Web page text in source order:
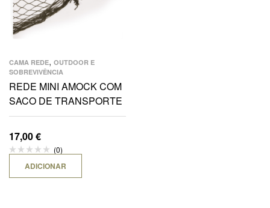
CAMA REDE, OUTDOOR E
SOBREVIVÊNCIA
REDE MINI AMOCK COM
SACO DE TRANSPORTE
17,00€
(0)
ADICIONAR